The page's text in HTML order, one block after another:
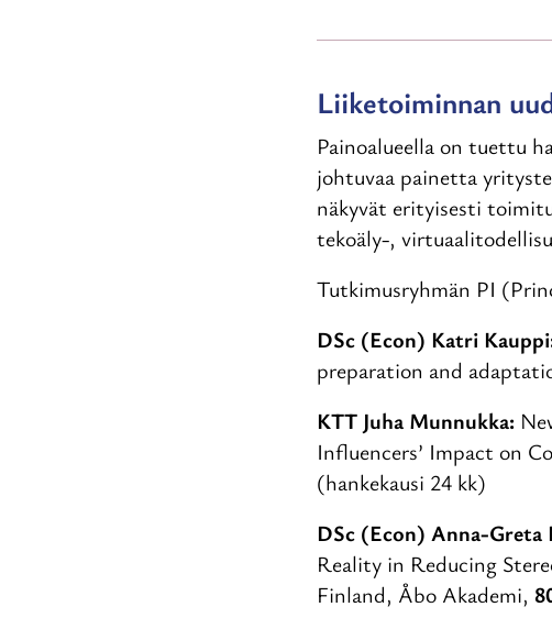
Liiketoiminnan
Painoalueella on tuettu
johtuvaa painetta
näkyvät erityisesti
tekoäly-,
Tutkimusryhmän PI
DSc (Econ) Katri
preparation and
KTT Juha Munnukka:
Influencers’ Impact on
(hankekausi 24 kk)
DSc (Econ) Anna-Greta
Reality in Reducing
Finland, Åbo Akademi,